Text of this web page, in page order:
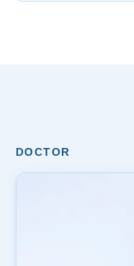
DOCTOR